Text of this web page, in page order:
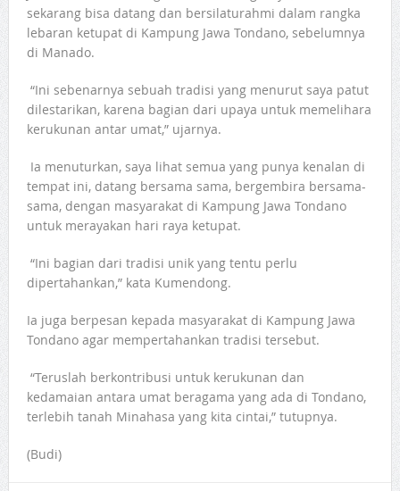
sekarang bisa datang dan bersilaturahmi dalam rangka
lebaran ketupat di Kampung Jawa Tondano, sebelumnya
di Manado.
“Ini sebenarnya sebuah tradisi yang menurut saya patut
dilestarikan, karena bagian dari upaya untuk memelihara
kerukunan antar umat,” ujarnya.
Ia menuturkan, saya lihat semua yang punya kenalan di
tempat ini, datang bersama sama, bergembira bersama-
sama, dengan masyarakat di Kampung Jawa Tondano
untuk merayakan hari raya ketupat.
“Ini bagian dari tradisi unik yang tentu perlu
dipertahankan,” kata Kumendong.
Ia juga berpesan kepada masyarakat di Kampung Jawa
Tondano agar mempertahankan tradisi tersebut.
“Teruslah berkontribusi untuk kerukunan dan
kedamaian antara umat beragama yang ada di Tondano,
terlebih tanah Minahasa yang kita cintai,” tutupnya.
(Budi)